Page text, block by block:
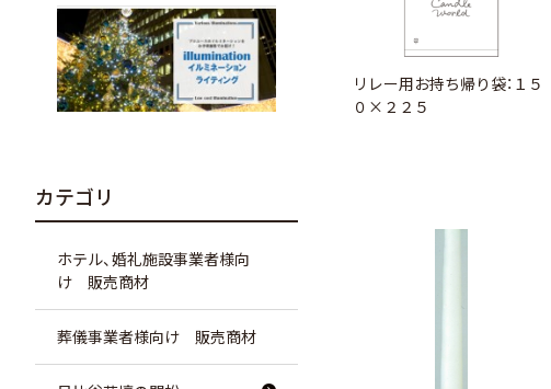
リレー用お持ち帰り袋：１５
０×２２５
カテゴリ
ホテル、婚礼施設事業者様向
け 販売商材
葬儀事業者様向け 販売商材